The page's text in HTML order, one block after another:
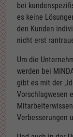
bei
es keine
den Kunden
nicht erst
Um die
werden bei
gibt es mit der
Vorschlagwesen
Verbesserungen